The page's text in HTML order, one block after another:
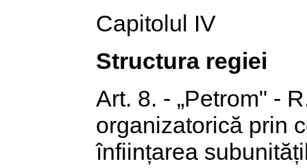
Capitolul IV
Structura regiei
Art. 8. - „Petrom" -
organizatorică prin
înființarea